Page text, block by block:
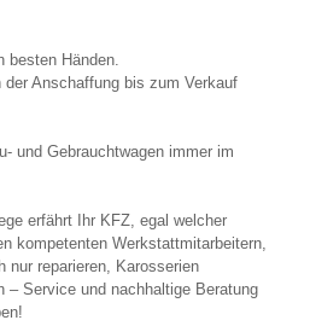
besten Händen.
Anschaffung bis zum Verkauf
und Gebrauchtwagen immer im
erfährt Ihr KFZ, egal welcher
kompetenten Werkstattmitarbeitern,
nur reparieren, Karosserien
– Service und nachhaltige Beratung